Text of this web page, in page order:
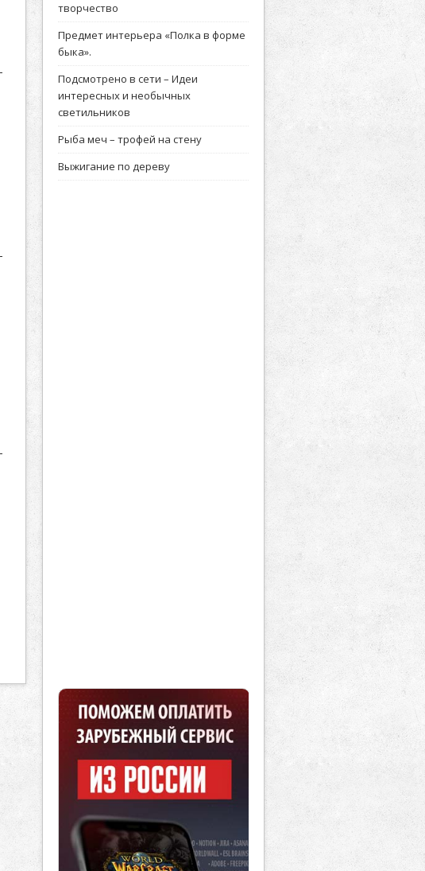
творчество
Предмет интерьера «Полка в форме
быка».
Подсмотрено в сети – Идеи
интересных и необычных
светильников
Рыба меч – трофей на стену
Выжигание по дереву